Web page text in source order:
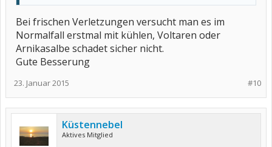
Bei frischen Verletzungen versucht man es im
Normalfall erstmal mit kühlen, Voltaren oder
Arnikasalbe schadet sicher nicht.
Gute Besserung
#10
23. Januar 2015
Küstennebel
Aktives Mitglied